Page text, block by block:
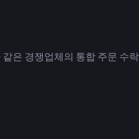
Trust Company의 중요한
(OCC) 및 연방 예금 보험 공사
은 경쟁업체의 통합 주문 수